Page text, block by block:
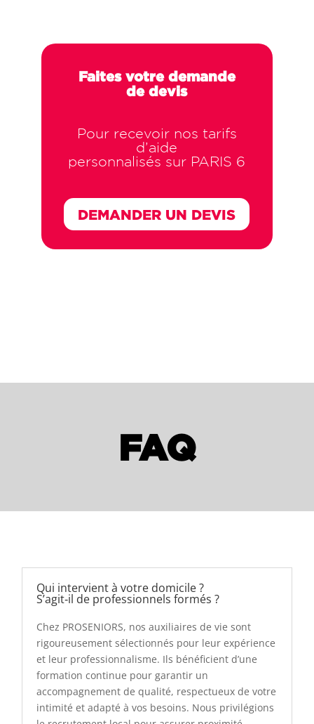
Faites votre demande
de devis
Pour recevoir nos tarifs
d’aide
personnalisés sur PARIS 6
DEMANDER UN DEVIS
FAQ
Qui intervient à votre domicile ?
S’agit‑il de professionnels formés ?
Chez PROSENIORS, nos auxiliaires de vie sont
rigoureusement sélectionnés pour leur expérience
et leur professionnalisme. Ils bénéficient d’une
formation continue pour garantir un
accompagnement de qualité, respectueux de votre
intimité et adapté à vos besoins. Nous privilégions